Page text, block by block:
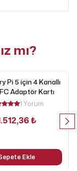
mı?
Pi 5 için 4 Kanallı
Adaptör Kartı
1 Yorum
₺
Ekle